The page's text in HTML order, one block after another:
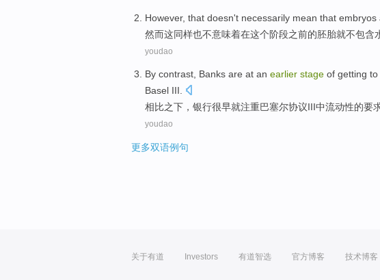
However, that doesn't necessarily mean that embryos
然而这同样也不意味着在这个阶段之前的胚胎就不包含
youdao
By contrast, Banks are at an earlier stage of getting
Basel III.
相比之下， 银行很早就注重巴塞尔协议III中流动性的要
youdao
更多双语例句
关于有道 Investors 有道智选 官方博客 技术博客